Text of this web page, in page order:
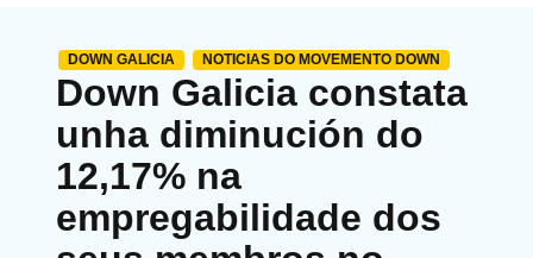
DOWN GALICIA NOTICIAS DO MOVEMENTO DOWN
Down Galicia constata
unha diminución do
12,17% na
empregabilidade dos